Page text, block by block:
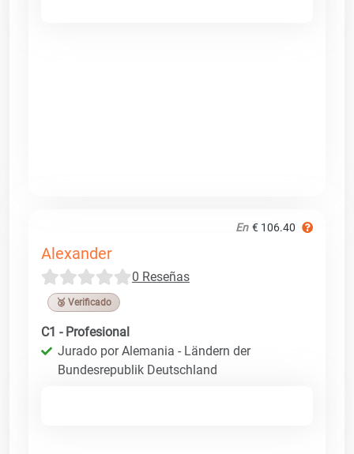
En € 106.40
Alexander
0 Reseñas
🥉 Verificado
C1 - Profesional
Jurado por Alemania - Ländern der
Bundesrepublik Deutschland